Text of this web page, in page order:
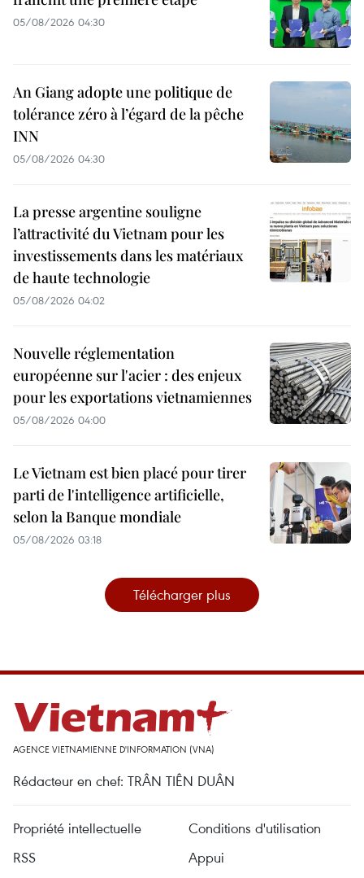
05/08/2026 04:30
An Giang adopte une politique de
tolérance zéro à l’égard de la pêche
INN
05/08/2026 04:30
La presse argentine souligne
l’attractivité du Vietnam pour les
investissements dans les matériaux
de haute technologie
05/08/2026 04:02
Nouvelle réglementation
européenne sur l'acier : des enjeux
pour les exportations vietnamiennes
05/08/2026 04:00
Le Vietnam est bien placé pour tirer
parti de l'intelligence artificielle,
selon la Banque mondiale
05/08/2026 03:18
Télécharger plus
AGENCE VIETNAMIENNE D'INFORMATION (VNA)
Rédacteur en chef: TRÂN TIÊN DUÂN
Propriété intellectuelle
Conditions d'utilisation
RSS
Appui